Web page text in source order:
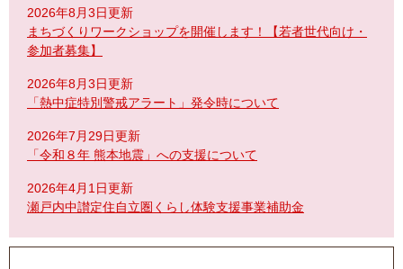
2026年8月3日更新
まちづくりワークショップを開催します！【若者世代向け・
参加者募集】
2026年8月3日更新
「熱中症特別警戒アラート」発令時について
2026年7月29日更新
「令和８年 熊本地震」への支援について
2026年4月1日更新
瀬戸内中讃定住自立圏くらし体験支援事業補助金